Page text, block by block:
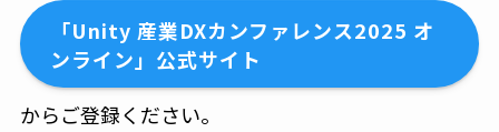
「Unity 産業DXカンファレンス2025 オ
ンライン」公式サイト
からご登録ください。